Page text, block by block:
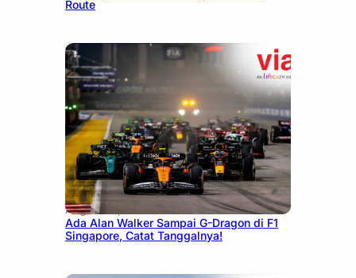
Route
August 13, 2025
Ada Alan Walker Sampai G-Dragon di F1
Singapore, Catat Tanggalnya!